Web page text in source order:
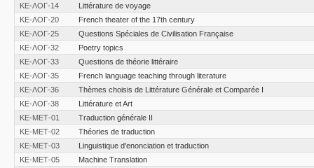
ΚΕ-ΛΟΓ-14
Littérature de voyage
ΚΕ-ΛΟΓ-20
French theater of the 17th century
ΚΕ-ΛΟΓ-25
Questions Spéciales de Civilisation Française
ΚΕ-ΛΟΓ-32
Poetry topics
ΚΕ-ΛΟΓ-33
Questions de théorie littéraire
ΚΕ-ΛΟΓ-35
French language teaching through literature
ΚΕ-ΛΟΓ-36
Thèmes choisis de Littérature Générale et Comparée I
ΚΕ-ΛΟΓ-38
Littérature et Art
ΚΕ-ΜΕΤ-01
Traduction générale ΙΙ
ΚΕ-ΜΕΤ-02
Théories de traduction
ΚΕ-ΜΕΤ-03
Linguistique d'enonciation et traduction
ΚΕ-ΜΕΤ-05
Machine Translation